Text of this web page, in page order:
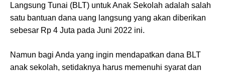
Langsung Tunai (BLT) untuk Anak Sekolah adalah salah
satu bantuan dana uang langsung yang akan diberikan
sebesar Rp 4 Juta pada Juni 2022 ini.
Namun bagi Anda yang ingin mendapatkan dana BLT
anak sekolah, setidaknya harus memenuhi syarat dan